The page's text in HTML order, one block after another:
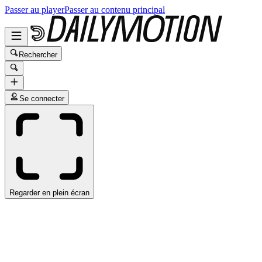
Passer au playerPasser au contenu principal
Rechercher
Se connecter
Regarder en plein écran